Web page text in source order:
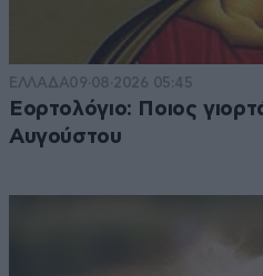
ΕΛΛΑΔΑ09·08·2026 05:45
Εορτολόγιο: Ποιος
Αυγούστου